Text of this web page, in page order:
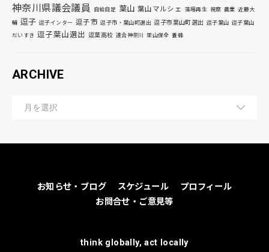
神奈川県議会議員 自給自足 葉山 葉山マルシェ 藻場再生 視察 農業 近藤大
輔 逗子 逗子インター 逗子市 逗子市・葉山町選出 逗子市葉山町選出 逗子葉山 逗子葉山
だいすき 逗子葉山選出 逗葉高校 連合神奈川 里山保全 養蜂
ARCHIVE
お知らせ・ブログ スケジュール
プロフィール
お問合せ・ご意見等
think globally, act locally